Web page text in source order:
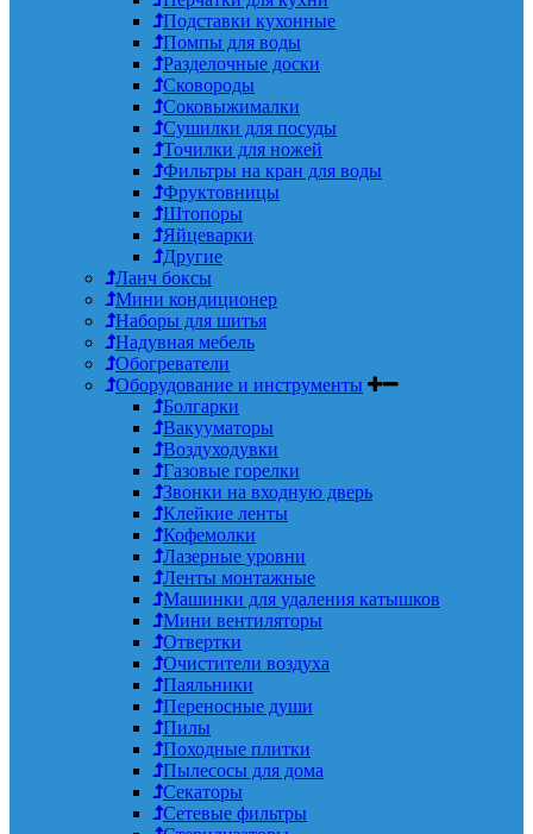
Подставки кухонные
Помпы для воды
Разделочные доски
Сковороды
Соковыжималки
Сушилки для посуды
Точилки для ножей
Фильтры на кран для воды
Фруктовницы
Штопоры
Яйцеварки
Другие
Ланч боксы
Мини кондиционер
Наборы для шитья
Надувная мебель
Обогреватели
Оборудование и инструменты
Болгарки
Вакууматоры
Воздуходувки
Газовые горелки
Звонки на входную дверь
Клейкие ленты
Кофемолки
Лазерные уровни
Ленты монтажные
Машинки для удаления катышков
Мини вентиляторы
Отвертки
Очистители воздуха
Паяльники
Переносные души
Пилы
Походные плитки
Пылесосы для дома
Секаторы
Сетевые фильтры